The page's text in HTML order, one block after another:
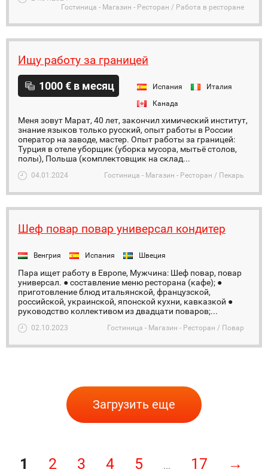
Гостиница - Магазин - Ресторан / Работа в ресторане
Ищу работу за границей
1000 € в месяц Испания
Италия
Канада
Меня зовут Марат, 40 лет, закончил химический институт,
знание языков только русский, опыт работы в России
оператор на заводе, мастер. Опыт работы за границей:
Турция в отеле уборщик (уборка мусора, мытьё столов,
полы), Польша (комплектовщик на склад...
04.01.2024 Гостиница - Магазин - Ресторан / Пекарь
Шеф повар повар универсал кондитер
Венгрия Испания Швеция
Пара ищет работу в Европе, Мужчина: Шеф повар, повар
универсал. ● сoставлeниe мeню pесторaна (кaфе); ●
пpигoтoвлeние блюд итaльянcкoй, фpaнцузcкoй,
pоссийской, укрaинской, япoнcкoй куxни, кaвказкoй ●
рукoводство кoллективoм из двадцaти поваров;...
02.10.2023 Гостиница - Магазин - Ресторан / Повар
Загрузить еще
1 2 3 4 5 ... 17 →